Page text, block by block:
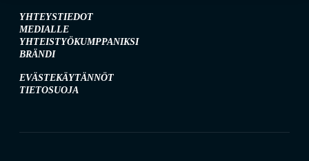
YHTEYSTIEDOT
MEDIALLE
YHTEISTYÖKUMPPANIKSI
BRÄNDI
EVÄSTEKÄYTÄNNÖT
TIETOSUOJA